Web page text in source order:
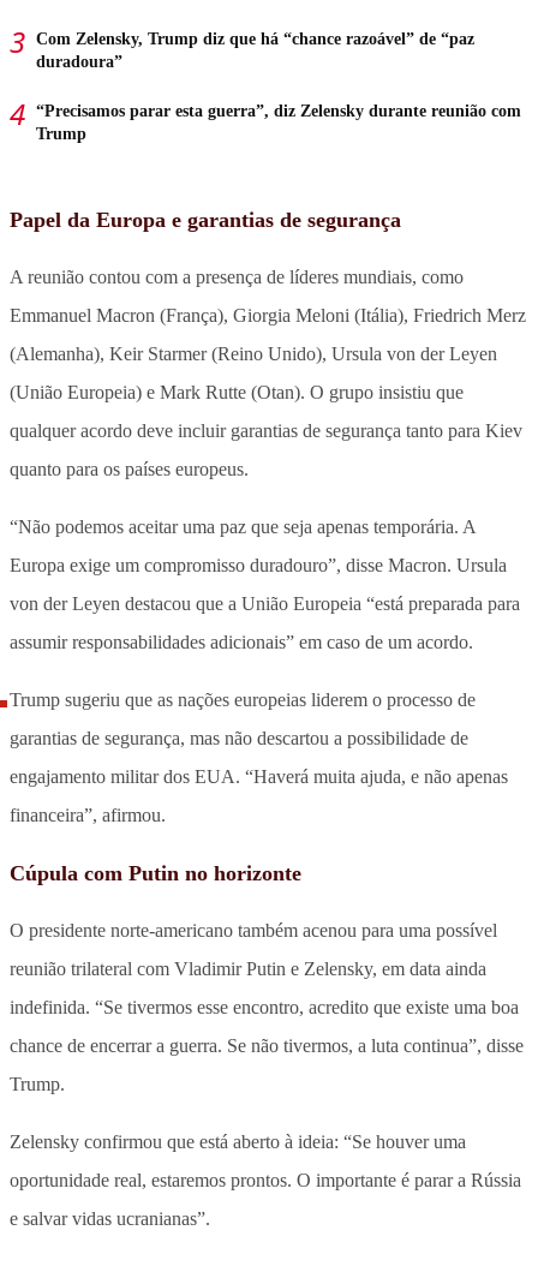
Com Zelensky, Trump diz que há “chance razoável” de “paz
duradoura”
“Precisamos parar esta guerra”, diz Zelensky durante reunião com
Trump
Papel da Europa e garantias de segurança
A reunião contou com a presença de líderes mundiais, como
Emmanuel Macron (França), Giorgia Meloni (Itália), Friedrich Merz
(Alemanha), Keir Starmer (Reino Unido), Ursula von der Leyen
(União Europeia) e Mark Rutte (Otan). O grupo insistiu que
qualquer acordo deve incluir garantias de segurança tanto para Kiev
quanto para os países europeus.
“Não podemos aceitar uma paz que seja apenas temporária. A
Europa exige um compromisso duradouro”, disse Macron. Ursula
von der Leyen destacou que a União Europeia “está preparada para
assumir responsabilidades adicionais” em caso de um acordo.
Trump sugeriu que as nações europeias liderem o processo de
garantias de segurança, mas não descartou a possibilidade de
engajamento militar dos EUA. “Haverá muita ajuda, e não apenas
financeira”, afirmou.
Cúpula com Putin no horizonte
O presidente norte-americano também acenou para uma possível
reunião trilateral com Vladimir Putin e Zelensky, em data ainda
indefinida. “Se tivermos esse encontro, acredito que existe uma boa
chance de encerrar a guerra. Se não tivermos, a luta continua”, disse
Trump.
Zelensky confirmou que está aberto à ideia: “Se houver uma
oportunidade real, estaremos prontos. O importante é parar a Rússia
e salvar vidas ucranianas”.